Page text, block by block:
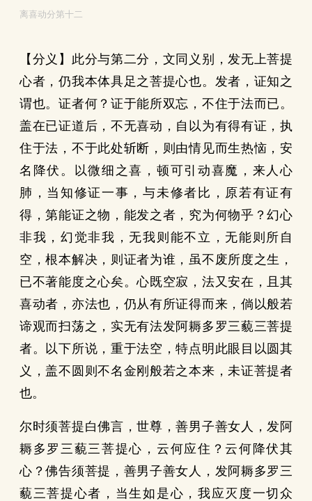
离喜动分第十二
【分义】此分与第二分，文同义别，发无上菩提
心者，仍我本体具足之菩提心也。发者，证知之
谓也。证者何？证于能所双忘，不住于法而已。
盖在已证道后，不无喜动，自以为有得有证，执
住于法，不于此处斩断，则由情见而生热恼，安
名降伏。以微细之喜，顿可引动喜魔，来人心
肺，当知修证一事，与未修者比，原若有证有
得，第能证之物，能发之者，究为何物乎？幻心
非我，幻觉非我，无我则能不立，无能则所自
空，根本解决，则证者为谁，虽不废所度之生，
已不著能度之心矣。心既空寂，法又安在，且其
喜动者，亦法也，仍从有所证得而来，倘以般若
谛观而扫荡之，实无有法发阿耨多罗三藐三菩提
者。以下所说，重于法空，特点明此眼目以圆其
义，盖不圆则不名金刚般若之本来，未证菩提者
也。
尔时须菩提白佛言，世尊，善男子善女人，发阿
耨多罗三藐三菩提心，云何应住？云何降伏其
心？佛告须菩提，善男子善女人，发阿耨多罗三
藐三菩提心者，当生如是心，我应灭度一切众